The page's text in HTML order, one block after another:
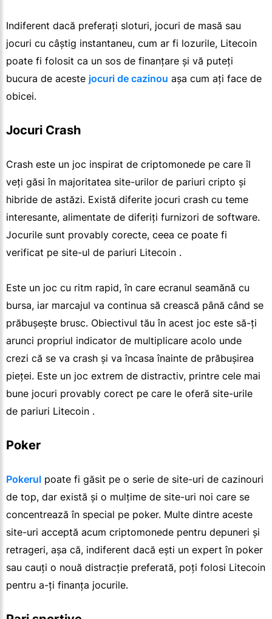
Indiferent dacă preferați sloturi, jocuri de masă sau
jocuri cu câștig instantaneu, cum ar fi lozurile, Litecoin
poate fi folosit ca un sos de finanțare și vă puteți
bucura de aceste jocuri de cazinou așa cum ați face de
obicei.
Jocuri Crash
Crash este un joc inspirat de criptomonede pe care îl
veți găsi în majoritatea site-urilor de pariuri cripto și
hibride de astăzi. Există diferite jocuri crash cu teme
interesante, alimentate de diferiți furnizori de software.
Jocurile sunt provably corecte, ceea ce poate fi
verificat pe site-ul de pariuri Litecoin .
Este un joc cu ritm rapid, în care ecranul seamănă cu
bursa, iar marcajul va continua să crească până când se
prăbușește brusc. Obiectivul tău în acest joc este să-ți
arunci propriul indicator de multiplicare acolo unde
crezi că se va crash și va încasa înainte de prăbușirea
pieței. Este un joc extrem de distractiv, printre cele mai
bune jocuri provably corect pe care le oferă site-urile
de pariuri Litecoin .
Poker
Pokerul poate fi găsit pe o serie de site-uri de cazinouri
de top, dar există și o mulțime de site-uri noi care se
concentrează în special pe poker. Multe dintre aceste
site-uri acceptă acum criptomonede pentru depuneri și
retrageri, așa că, indiferent dacă ești un expert în poker
sau cauți o nouă distracție preferată, poți folosi Litecoin
pentru a-ți finanța jocurile.